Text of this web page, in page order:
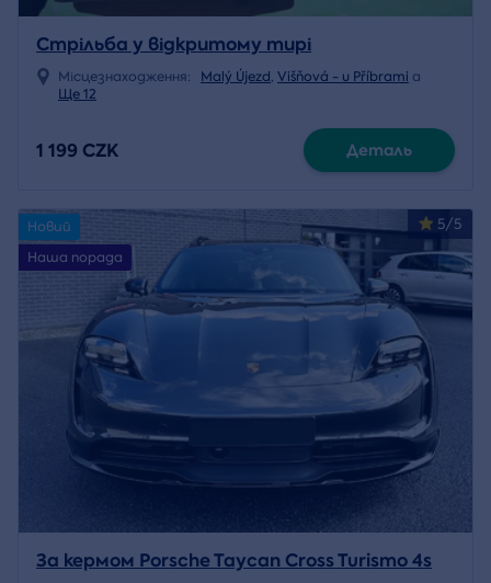
Стрільба у відкритому тирі
Місцезнаходження: Malý Újezd, Višňová - u Příbrami a
Ще 12
1 199 CZK Деталь
5/5
Новий
Наша порада
За кермом Porsche Taycan Cross Turismo 4s